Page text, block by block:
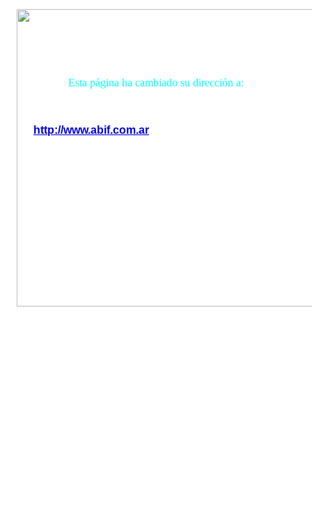
Esta página ha cambiado su dirección a:
http://www.abif.com.ar